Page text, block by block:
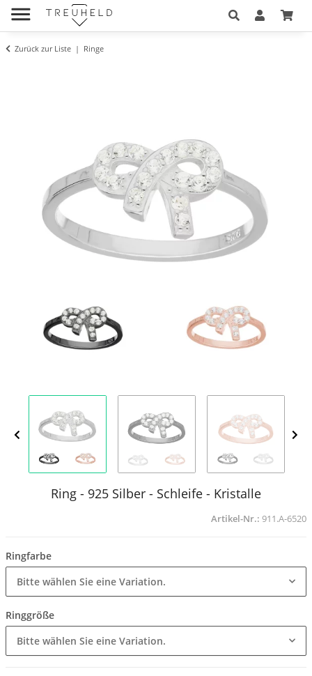
Zurück zur Liste Ringe
Ring - 925 Silber - Schleife - Kristalle
Artikel-Nr.: 911.A-6520
Ringfarbe
Bitte wählen Sie eine Variation.
Ringgröße
Bitte wählen Sie eine Variation.